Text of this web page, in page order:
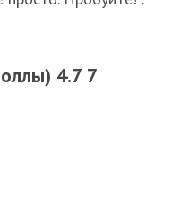
4.7 7